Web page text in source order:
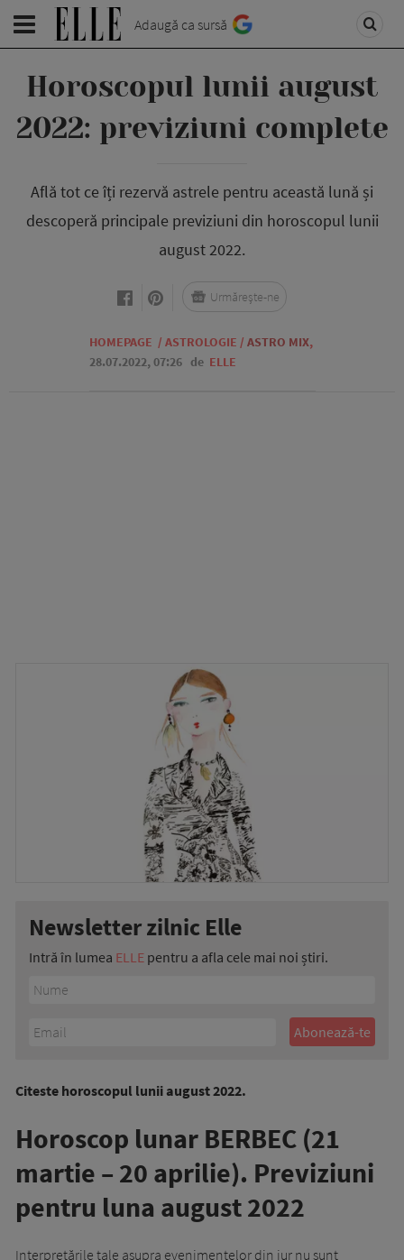
Adaugă ca sursă
Horoscopul lunii august
2022: previziuni complete
Află tot ce îți rezervă astrele pentru această lună și
descoperă principale previziuni din horoscopul lunii
august 2022.
HOMEPAGE / ASTROLOGIE / ASTRO MIX,
28.07.2022, 07:26 de ELLE
Urmărește-ne
Newsletter zilnic Elle
Intră în lumea ELLE pentru a afla cele mai noi știri.
Citeste horoscopul lunii august 2022.
Horoscop lunar BERBEC (21
martie – 20 aprilie). Previziuni
pentru luna august 2022
Interpretările tale asupra evenimentelor din jur nu sunt